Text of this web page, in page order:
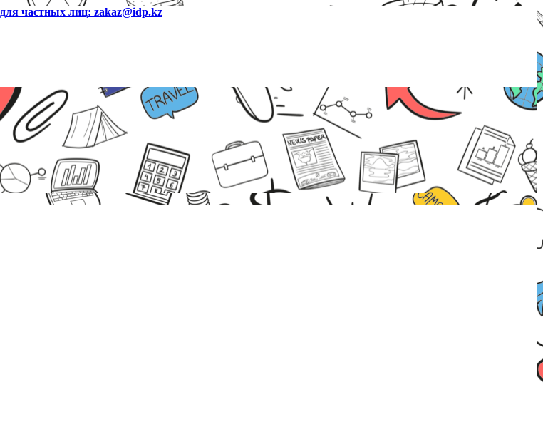
для частных лиц: zakaz@idp.kz